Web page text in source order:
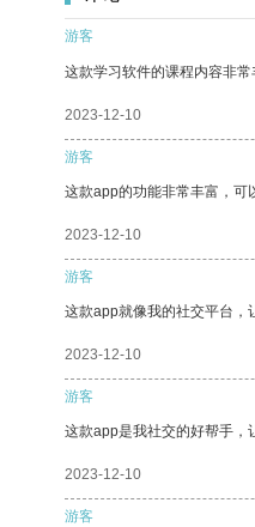
游客
这款学习软件的课程内容非
2023-12-10
游客
这款app的功能非常丰富，可
2023-12-10
游客
这款app就像我的社交平台，
2023-12-10
游客
这款app是我社交的好帮手，
2023-12-10
游客